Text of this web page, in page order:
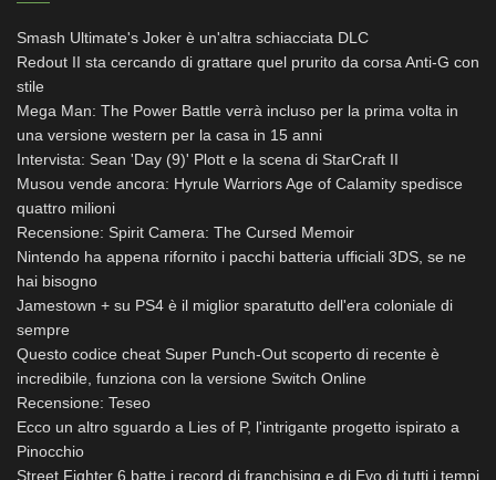
Smash Ultimate's Joker è un'altra schiacciata DLC
Redout II sta cercando di grattare quel prurito da corsa Anti-G con
stile
Mega Man: The Power Battle verrà incluso per la prima volta in
una versione western per la casa in 15 anni
Intervista: Sean 'Day (9)' Plott e la scena di StarCraft II
Musou vende ancora: Hyrule Warriors Age of Calamity spedisce
quattro milioni
Recensione: Spirit Camera: The Cursed Memoir
Nintendo ha appena rifornito i pacchi batteria ufficiali 3DS, se ne
hai bisogno
Jamestown + su PS4 è il miglior sparatutto dell'era coloniale di
sempre
Questo codice cheat Super Punch-Out scoperto di recente è
incredibile, funziona con la versione Switch Online
Recensione: Teseo
Ecco un altro sguardo a Lies of P, l'intrigante progetto ispirato a
Pinocchio
Street Fighter 6 batte i record di franchising e di Evo di tutti i tempi